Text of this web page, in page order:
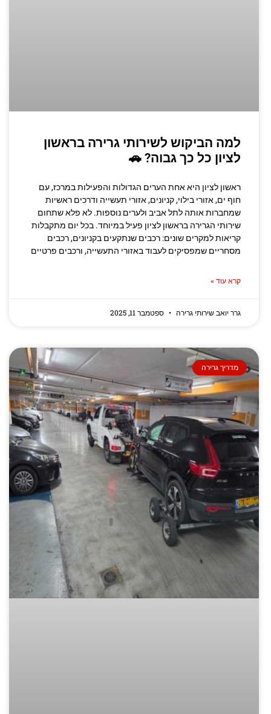
למה הביקוש לשירותי גרירה בראשון
לציון כל כך גבוה? 🚗
ראשון לציון היא אחת הערים הגדולות והפעילות במרכז, עם
חוף ים, אזורי בילוי, קניונים, אזורי תעשייה ודרכים ראשיות
שמחברות אותה לתל אביב ולערים נוספות. לא פלא שתחום
שירותי הגרירה בראשון לציון פעיל במיוחד. בכל יום מתקבלות
קריאות למקרים שונים: רכבים שנתקעים בקניונים, רכבים
מסחריים שמפסיקים לעבוד באזורי התעשייה, ורכבים פרטיים
קרא עוד »
גרר יואב שירותי גרירה ספטמבר 11, 2025
מדריך גרירה